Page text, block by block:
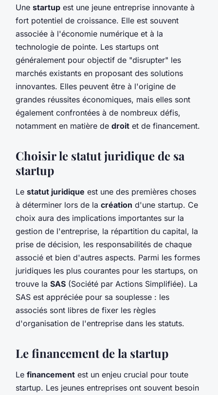
Une startup est une jeune entreprise innovante à
fort potentiel de croissance. Elle est souvent
associée à l'économie numérique et à la
technologie de pointe. Les startups ont
généralement pour objectif de "disrupter" les
marchés existants en proposant des solutions
innovantes. Elles peuvent être à l'origine de
grandes réussites économiques, mais elles sont
également confrontées à de nombreux défis,
notamment en matière de droit et de financement.
Choisir le statut juridique de sa
startup
Le statut juridique est une des premières choses
à déterminer lors de la création d'une startup. Ce
choix aura des implications importantes sur la
gestion de l'entreprise, la répartition du capital, la
prise de décision, les responsabilités de chaque
associé et bien d'autres aspects. Parmi les formes
juridiques les plus courantes pour les startups, on
trouve la SAS (Société par Actions Simplifiée). La
SAS est appréciée pour sa souplesse : les
associés sont libres de fixer les règles
d'organisation de l'entreprise dans les statuts.
Le financement de la startup
Le financement est un enjeu crucial pour toute
startup. Les jeunes entreprises ont souvent besoin